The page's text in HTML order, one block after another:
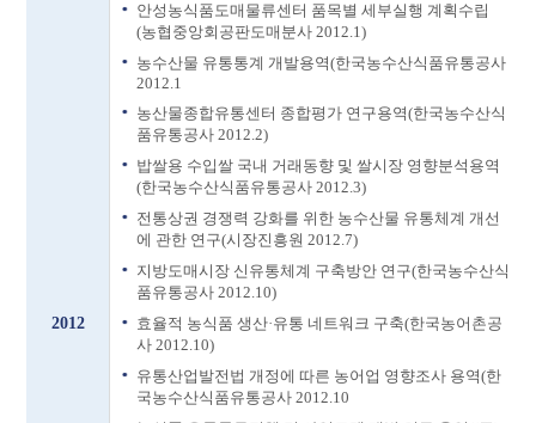
2012
안성농식품도매물류센터 품목별 세부실행 계획수립
(농협중앙회공판도매분사 2012.1)
농수산물 유통통계 개발용역(한국농수산식품유통공사
2012.1
농산물종합유통센터 종합평가 연구용역(한국농수산식
품유통공사 2012.2)
밥쌀용 수입쌀 국내 거래동향 및 쌀시장 영향분석용역
(한국농수산식품유통공사 2012.3)
전통상권 경쟁력 강화를 위한 농수산물 유통체계 개선
에 관한 연구(시장진흥원 2012.7)
지방도매시장 신유통체계 구축방안 연구(한국농수산식
품유통공사 2012.10)
효율적 농식품 생산·유통 네트워크 구축(한국농어촌공
사 2012.10)
유통산업발전법 개정에 따른 농어업 영향조사 용역(한
국농수산식품유통공사 2012.10